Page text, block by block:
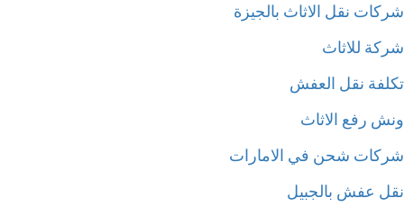
نقل الاثاث بالجيزة
للاثاث
نقل العفش
رفع الاثاث
شحن في الامارات
عفش بالجبيل